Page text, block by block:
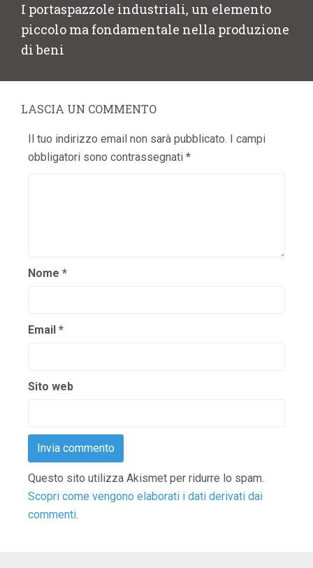
Articolo
successivo:
I portaspazzole industriali, un elemento
piccolo ma fondamentale nella produzione
di beni
LASCIA UN COMMENTO
Il tuo indirizzo email non sarà pubblicato. I campi
obbligatori sono contrassegnati *
Nome *
Email *
Sito web
Questo sito utilizza Akismet per ridurre lo spam.
Scopri come vengono elaborati i dati derivati dai
commenti.